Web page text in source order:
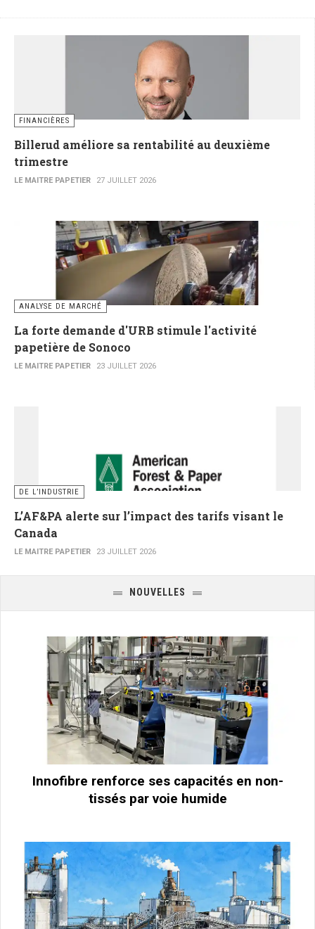
FINANCIÈRES
Billerud améliore sa rentabilité au deuxième
trimestre
LE MAITRE PAPETIER 27 JUILLET 2026
ANALYSE DE MARCHÉ
La forte demande d'URB stimule l'activité
papetière de Sonoco
LE MAITRE PAPETIER 23 JUILLET 2026
DE L’INDUSTRIE
L’AF&PA alerte sur l’impact des tarifs visant le
Canada
LE MAITRE PAPETIER 23 JUILLET 2026
NOUVELLES
Innofibre renforce ses capacités en non-
tissés par voie humide